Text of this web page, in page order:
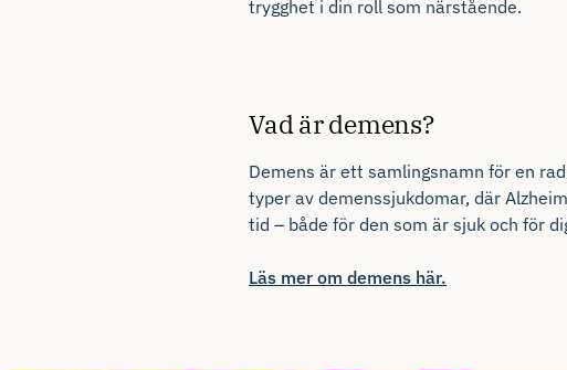
trygghet i din roll som närstående.
Vad är demens?
Demens är ett samlingsnamn för en
typer av demenssjukdomar, där
tid – både för den som är sjuk och för
Läs mer om demens här.